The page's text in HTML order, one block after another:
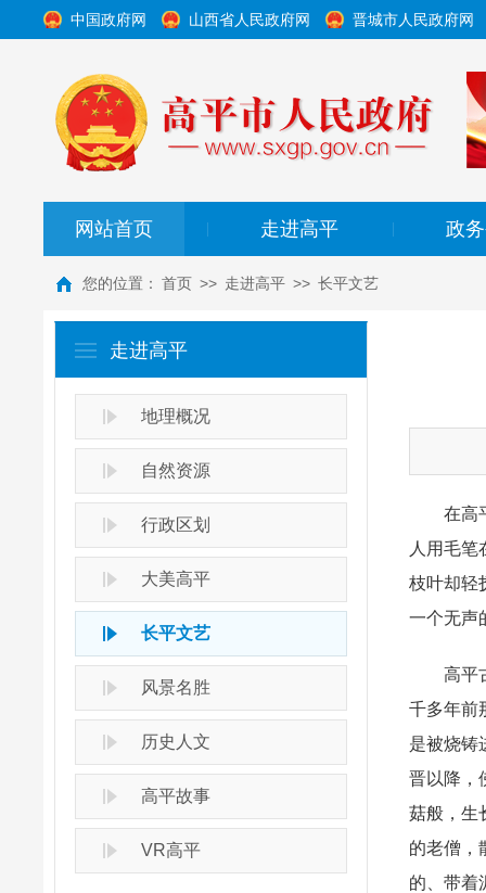
中国政府网 山西省人民政府网 晋城市人民政府网
网站首页 走进高平 政
您的位置： 首页 >> 走进高平 >> 长平文艺
走进高平
地理概况
自然资源
行政区划
大美高平
长平文艺
风景名胜
历史人文
高平故事
VR高平
在高
人用毛
枝叶却轻
一个无声
高平
千多年前
是被烧铸
晋以降，
菇般，生
的老僧，
的、带着